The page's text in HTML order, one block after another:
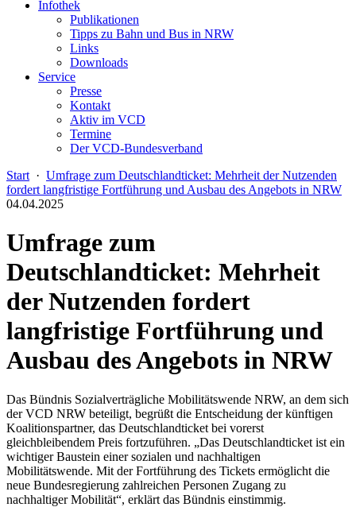
Infothek
Publikationen
Tipps zu Bahn und Bus in NRW
Links
Downloads
Service
Presse
Kontakt
Aktiv im VCD
Termine
Der VCD-Bundesverband
Start · Umfrage zum Deutschlandticket: Mehrheit der Nutzenden
fordert langfristige Fortführung und Ausbau des Angebots in NRW
04.04.2025
Umfrage zum
Deutschlandticket: Mehrheit
der Nutzenden fordert
langfristige Fortführung und
Ausbau des Angebots in NRW
Das Bündnis Sozialverträgliche Mobilitätswende NRW, an dem sich
der VCD NRW beteiligt, begrüßt die Entscheidung der künftigen
Koalitionspartner, das Deutschlandticket bei vorerst
gleichbleibendem Preis fortzuführen. „Das Deutschlandticket ist ein
wichtiger Baustein einer sozialen und nachhaltigen
Mobilitätswende. Mit der Fortführung des Tickets ermöglicht die
neue Bundesregierung zahlreichen Personen Zugang zu
nachhaltiger Mobilität“, erklärt das Bündnis einstimmig.